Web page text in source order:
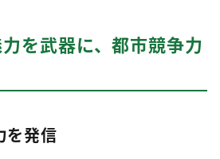
を武器に、都市競争力
を発信